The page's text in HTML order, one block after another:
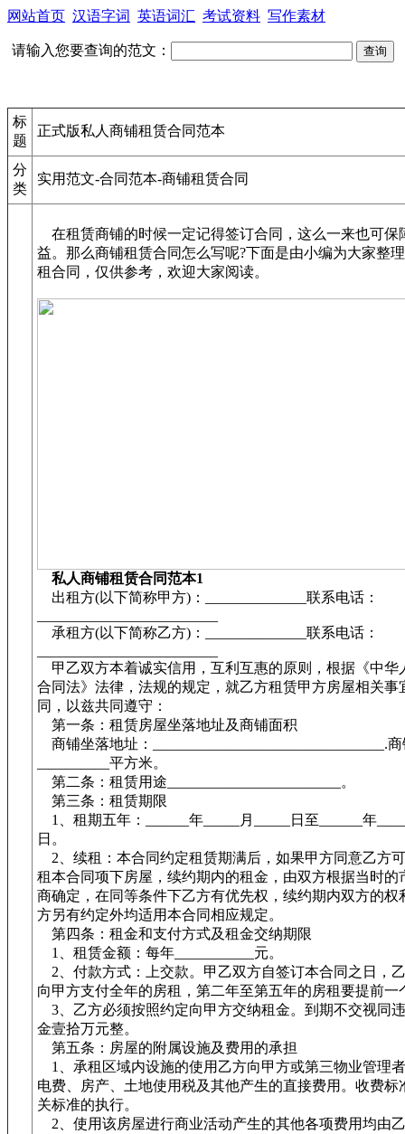
网站首页 汉语字词 英语词汇 考试资料 写作素材
请输入您要查询的范文：
标
题
正式版私人商铺租赁合同范本
分
类
实用范文-合同范本-商铺租赁合同
在租赁商铺的时候一定记得签订合同，这么一来也可保
益。那么商铺租赁合同怎么写呢?下面是由小编为大家整
租合同，仅供参考，欢迎大家阅读。
私人商铺租赁合同范本1
出租方(以下简称甲方)：______________联系电话：
承租方(以下简称乙方)：______________联系电话：
甲乙双方本着诚实信用，互利互惠的原则，根据《中华
合同法》法律，法规的规定，就乙方租赁甲方房屋相关事
同，以兹共同遵守：
第一条：租赁房屋坐落地址及商铺面积
商铺坐落地址：________________________________.
__________平方米。
第二条：租赁用途________________________。
第三条：租赁期限
1、租期五年：______年_____月_____日至______年
日。
2、续租：本合同约定租赁期满后，如果甲方同意乙方
租本合同项下房屋，续约期内的租金，由双方根据当时的
商确定，在同等条件下乙方有优先权，续约期内双方的权
方另有约定外均适用本合同相应规定。
第四条：租金和支付方式及租金交纳期限
1、租赁金额：每年___________元。
2、付款方式：上交款。甲乙双方自签订本合同之日，
向甲方支付全年的房租，第二年至第五年的房租要提前一
3、乙方必须按照约定向甲方交纳租金。到期不交视同
金壹拾万元整。
第五条：房屋的附属设施及费用的承担
1、承租区域内设施的使用乙方向甲方或第三物业管理
电费、房产、土地使用税及其他产生的直接费用。收费标
关标准的执行。
2、使用该房屋进行商业活动产生的其他各项费用均由